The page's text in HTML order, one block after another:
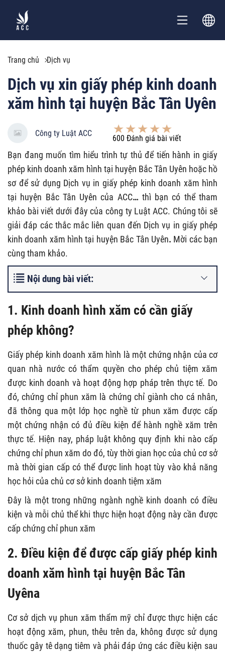
Trang chủ Dịch vụ
Dịch vụ xin giấy phép kinh doanh
xăm hình tại huyện Bắc Tân Uyên
Công ty Luật ACC
600 Đánh giá bài viết
Bạn đang muốn tìm hiểu trình tự thủ để tiến hành in giấy
phép kinh doanh xăm hình tại huyện Bắc Tân Uyên hoặc hồ
sơ để sử dụng Dịch vụ in giấy phép kinh doanh xăm hình
tại huyện Bắc Tân Uyên của ACC…thì bạn có thể tham
khảo bài viết dưới đây của công ty Luật ACC. Chúng tôi sẽ
giải đáp các thắc mắc liên quan đến Dịch vụ in giấy phép
kinh doanh xăm hình tại huyện Bắc Tân Uyên. Mời các bạn
cùng tham khảo.
Nội dung bài viết:
1. Kinh doanh hình xăm có cần giấy
phép không?
Giấy phép kinh doanh xăm hình là một chứng nhận của cơ
quan nhà nước có thẩm quyền cho phép chủ tiệm xăm
được kinh doanh và hoạt động hợp pháp trên thực tế. Do
đó, chứng chỉ phun xăm là chứng chỉ giành cho cá nhân,
đã thông qua một lớp học nghề từ phun xăm được cấp
một chứng nhận có đủ điều kiện để hành nghề xăm trên
thực tế. Hiện nay, pháp luật không quy định khi nào cấp
chứng chỉ phun xăm do đó, tùy thời gian học của chủ cơ sở
mà thời gian cấp có thể được linh hoạt tùy vào khả năng
học hỏi của chủ cơ sở kinh doanh tiệm xăm
Đây là một trong những ngành nghề kinh doanh có điều
kiện và mỗi chủ thể khi thực hiện hoạt động này cần được
cấp chứng chỉ phun xăm
2. Điều kiện để được cấp giấy phép kinh
doanh xăm hình tại huyện Bắc Tân
Uyêna
Cơ sở dịch vụ phun xăm thẩm mỹ chỉ được thực hiện các
hoạt động xăm, phun, thêu trên da, không được sử dụng
thuốc gây tê dạng tiêm và phải đáp ứng các điều kiện sau